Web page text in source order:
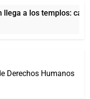
a los templos:
Derechos Humanos